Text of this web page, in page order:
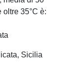
35°C è:
Sicilia